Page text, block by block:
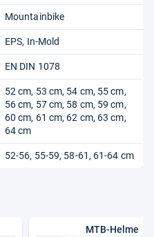
Mountainbike
EPS In-Mold
EN DIN 1078
52 cm 53 cm 54 cm 55 cm
56 cm 57 cm 58 cm 59 cm
60 cm 61 cm 62 cm 63 cm
64 cm
52-56, 55-59, 58-61, 61-64 cm
MTB-Helme